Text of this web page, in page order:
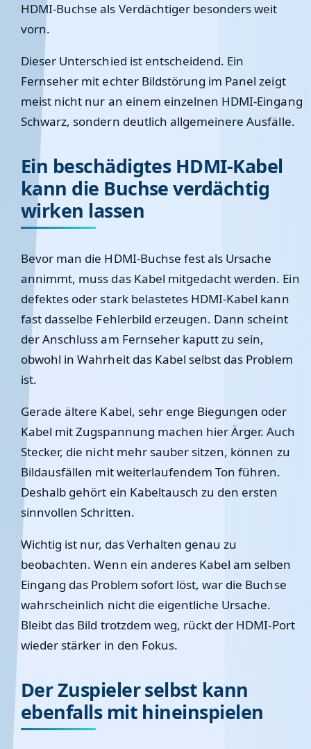
HDMI-Buchse als Verdächtiger besonders weit
vorn.
Dieser Unterschied ist entscheidend. Ein
Fernseher mit echter Bildstörung im Panel zeigt
meist nicht nur an einem einzelnen HDMI-Eingang
Schwarz, sondern deutlich allgemeinere Ausfälle.
Ein beschädigtes HDMI-Kabel
kann die Buchse verdächtig
wirken lassen
Bevor man die HDMI-Buchse fest als Ursache
annimmt, muss das Kabel mitgedacht werden. Ein
defektes oder stark belastetes HDMI-Kabel kann
fast dasselbe Fehlerbild erzeugen. Dann scheint
der Anschluss am Fernseher kaputt zu sein,
obwohl in Wahrheit das Kabel selbst das Problem
ist.
Gerade ältere Kabel, sehr enge Biegungen oder
Kabel mit Zugspannung machen hier Ärger. Auch
Stecker, die nicht mehr sauber sitzen, können zu
Bildausfällen mit weiterlaufendem Ton führen.
Deshalb gehört ein Kabeltausch zu den ersten
sinnvollen Schritten.
Wichtig ist nur, das Verhalten genau zu
beobachten. Wenn ein anderes Kabel am selben
Eingang das Problem sofort löst, war die Buchse
wahrscheinlich nicht die eigentliche Ursache.
Bleibt das Bild trotzdem weg, rückt der HDMI-Port
wieder stärker in den Fokus.
Der Zuspieler selbst kann
ebenfalls mit hineinspielen